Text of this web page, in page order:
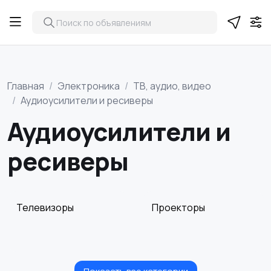
Главная Электроника
ТВ, аудио, видео
Аудиоусилители и ресиверы
Аудиоусилители и
ресиверы
Телевизоры Проекторы